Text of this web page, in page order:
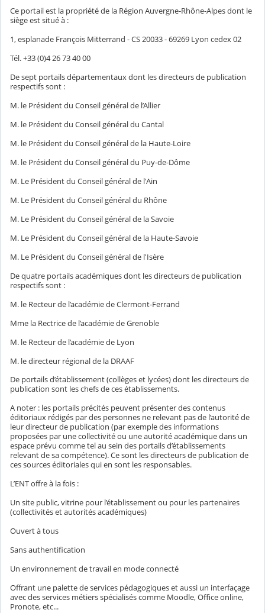
Ce portail est la propriété de la Région Auvergne-Rhône-Alpes dont le
siège est situé à :
1, esplanade François Mitterrand - CS 20033 - 69269 Lyon cedex 02
Tél. +33 (0)4 26 73 40 00
De sept portails départementaux dont les directeurs de publication
respectifs sont :
M. le Président du Conseil général de l’Allier
M. le Président du Conseil général du Cantal
M. le Président du Conseil général de la Haute-Loire
M. le Président du Conseil général du Puy-de-Dôme
M. Le Président du Conseil général de l'Ain
M. Le Président du Conseil général du Rhône
M. Le Président du Conseil général de la Savoie
M. Le Président du Conseil général de la Haute-Savoie
M. Le Président du Conseil général de l'Isère
De quatre portails académiques dont les directeurs de publication
respectifs sont :
M. le Recteur de l’académie de Clermont-Ferrand
Mme la Rectrice de l’académie de Grenoble
M. le Recteur de l’académie de Lyon
M. le directeur régional de la DRAAF
De portails d’établissement (collèges et lycées) dont les directeurs de
publication sont les chefs de ces établissements.
A noter : les portails précités peuvent présenter des contenus
éditoriaux rédigés par des personnes ne relevant pas de l’autorité de
leur directeur de publication (par exemple des informations
proposées par une collectivité ou une autorité académique dans un
espace prévu comme tel au sein des portails d’établissements
relevant de sa compétence). Ce sont les directeurs de publication de
ces sources éditoriales qui en sont les responsables.
L’ENT offre à la fois :
Un site public, vitrine pour l’établissement ou pour les partenaires
(collectivités et autorités académiques)
Ouvert à tous
Sans authentification
Un environnement de travail en mode connecté
Offrant une palette de services pédagogiques et aussi un interfaçage
avec des services métiers spécialisés comme Moodle, Office online,
Pronote, etc...